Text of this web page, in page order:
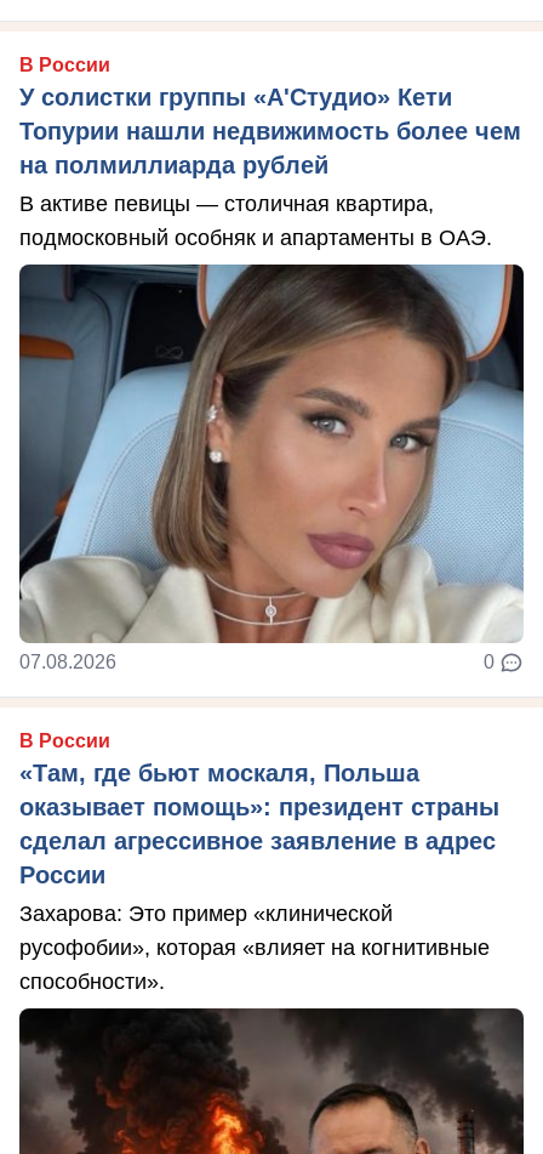
В России
У солистки группы «А'Студио» Кети
Топурии нашли недвижимость более чем
на полмиллиарда рублей
В активе певицы — столичная квартира,
подмосковный особняк и апартаменты в ОАЭ.
07.08.2026 0
В России
«Там, где бьют москаля, Польша
оказывает помощь»: президент страны
сделал агрессивное заявление в адрес
России
Захарова: Это пример «клинической
русофобии», которая «влияет на когнитивные
способности».